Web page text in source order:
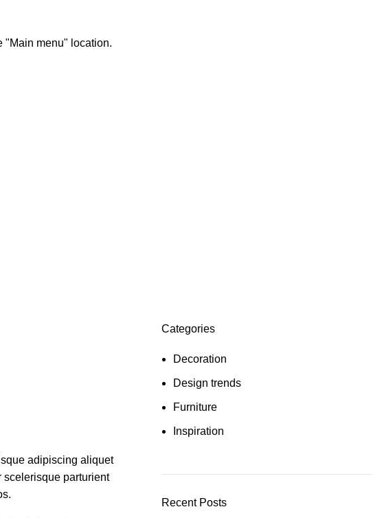
"Main menu" location.
adipiscing aliquet
scelerisque parturient
Categories
Decoration
Design trends
Furniture
Inspiration
Recent Posts